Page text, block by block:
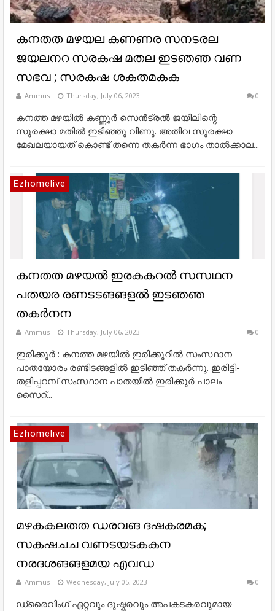
കനതത മഴയല കണണര സനടരല
ജയലനറ സരകഷ മതല ഇടഞഞ വണ
സഭവ ; സരകഷ ശകതമകക
Ammus Thursday, July 06, 2023 0
കനത്ത മഴയില്‍ കണ്ണൂര്‍ സെന്‍ട്രല്‍ ജയിലിന്റെ
സുരക്ഷാ മതില്‍ ഇടിഞ്ഞു വീണു. അതീവ സുരക്ഷാ
മേഖലയായത് കൊണ്ട് തന്നെ തകര്‍ന്ന ഭാഗം താല്‍ക്കാല...
Ezhomelive
കനതത മഴയൽ ഇരകകറൽ സസഥന
പതയര രണടടങങളൽ ഇടഞഞ
തകർനന
Ammus Thursday, July 06, 2023 0
ഇരിക്കൂർ : കനത്ത മഴയിൽ ഇരിക്കൂറിൽ സംസ്ഥാന
പാതയോരം രണ്ടിടങ്ങളിൽ ഇടിഞ്ഞ് തകർന്നു. ഇരിട്ടി-
തളിപ്പറമ്പ് സംസ്ഥാന പാതയിൽ ഇരിക്കൂർ പാലം
സൈറ്...
Ezhomelive
മഴകകലതത ഡരവങ ദഷകരമക;
സകഷചച വണടയടകകന
നരദശങങളമയ എവഡ
Ammus Wednesday, July 05, 2023 0
ഡ്രൈവിംഗ് ഏറ്റവും ദുഷ്കരവും അപകടകരവുമായ